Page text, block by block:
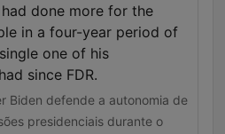
done more for the
in a four-year period of
one of his
since FDR.
Biden defende a autonomia de
presidenciais durante o